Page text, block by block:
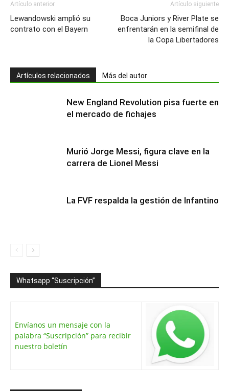
Artículo anterior
Lewandowski amplió su
contrato con el Bayern
Artículo siguiente
Boca Juniors y River Plate se
enfrentarán en la semifinal de
la Copa Libertadores
Artículos relacionados Más del autor
New England Revolution pisa fuerte en
el mercado de fichajes
Murió Jorge Messi, figura clave en la
carrera de Lionel Messi
La FVF respalda la gestión de Infantino
Whatsapp “Suscripción”
Envíanos un mensaje con la
palabra “Suscripción” para recibir
nuestro boletín